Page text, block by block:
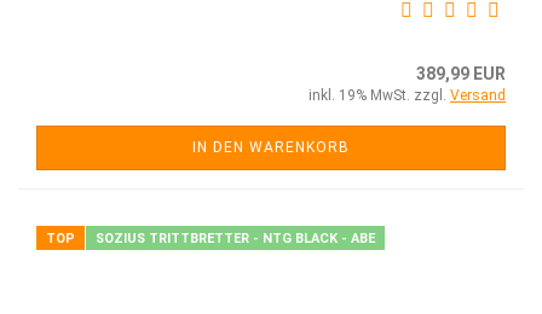
389,99 EUR
inkl. 19% MwSt. zzgl. Versand
IN DEN WARENKORB
TOP SOZIUS TRITTBRETTER - NTG BLACK - ABE